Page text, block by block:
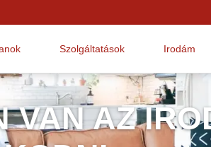
Szolgáltatások Irodám
VAN AZ